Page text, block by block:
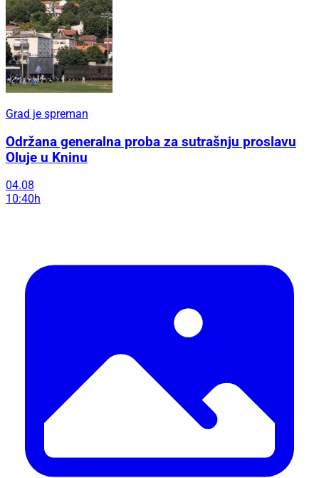
Grad je spreman
Održana generalna proba za sutrašnju proslavu
Oluje u Kninu
04.08
10:40h